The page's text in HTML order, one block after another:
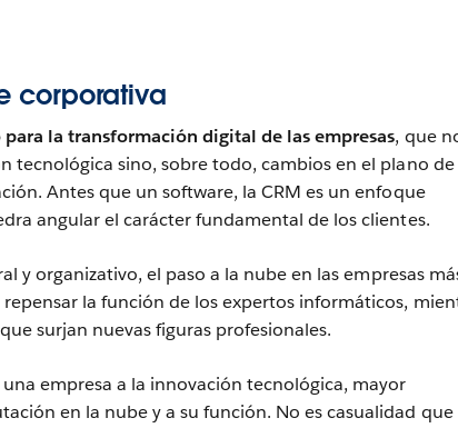
corporativa
la transformación digital de las empresas, que
tecnológica sino, sobre todo, cambios en el plano de
Antes que un software, la CRM es un enfoque
angular el carácter fundamental de los clientes.
y organizativo, el paso a la nube en las empresas
la función de los expertos informáticos,
surjan nuevas figuras profesionales.
empresa a la innovación tecnológica, mayor
en la nube y a su función. No es casualidad que